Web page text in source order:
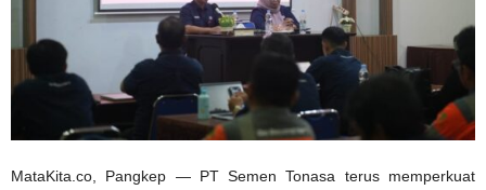
MataKita.co, Pangkep — PT Semen Tonasa terus memperkuat